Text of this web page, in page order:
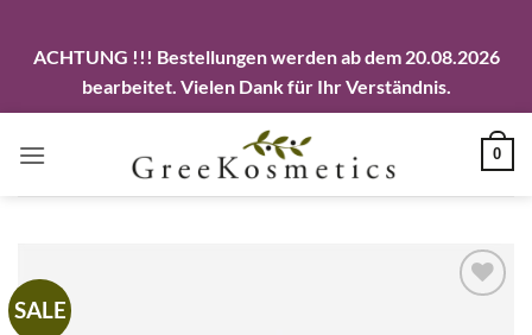
ACHTUNG !!! Bestellungen werden ab dem 20.08.2026
bearbeitet. Vielen Dank für Ihr Verständnis.
Inhalt
0
SALE